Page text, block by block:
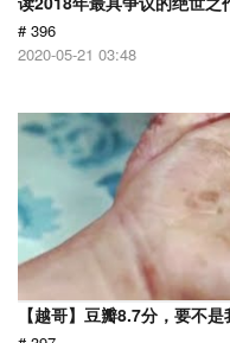
# 396
2020-05-21 03:48
【越哥】豆瓣8.7分，要不